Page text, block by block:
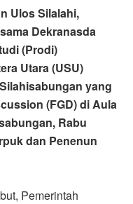
Ulos Silalahi,
Dekranasda
(Prodi)
Utara (USU)
yang
(FGD) di Aula
Rabu
dan Penenun
Pemerintah